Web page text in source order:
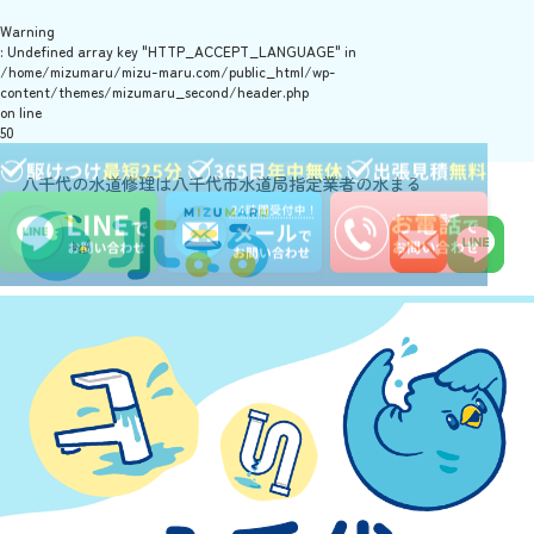
Warning
: Undefined array key "HTTP_ACCEPT_LANGUAGE" in
/home/mizumaru/mizu-maru.com/public_html/wp-
content/themes/mizumaru_second/header.php
on line
50
八千代の水道修理は八千代市水道局指定業者の水まる